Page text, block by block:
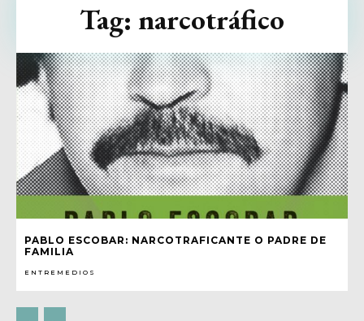
PABLO ESCOBAR: NARCOTRAFICANTE O PADRE DE
FAMILIA
ENTREMEDIOS
Tag: narcotráfico